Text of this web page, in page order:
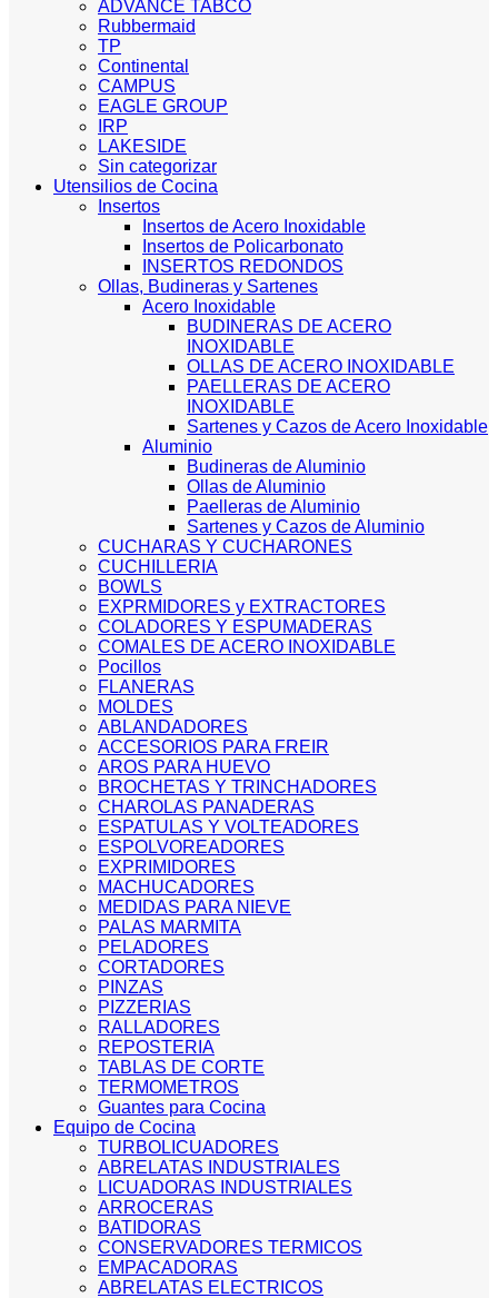
ADVANCE TABCO
Rubbermaid
TP
Continental
CAMPUS
EAGLE GROUP
IRP
LAKESIDE
Sin categorizar
Utensilios de Cocina
Insertos
Insertos de Acero Inoxidable
Insertos de Policarbonato
INSERTOS REDONDOS
Ollas, Budineras y Sartenes
Acero Inoxidable
BUDINERAS DE ACERO
INOXIDABLE
OLLAS DE ACERO INOXIDABLE
PAELLERAS DE ACERO
INOXIDABLE
Sartenes y Cazos de Acero Inoxidable
Aluminio
Budineras de Aluminio
Ollas de Aluminio
Paelleras de Aluminio
Sartenes y Cazos de Aluminio
CUCHARAS Y CUCHARONES
CUCHILLERIA
BOWLS
EXPRMIDORES y EXTRACTORES
COLADORES Y ESPUMADERAS
COMALES DE ACERO INOXIDABLE
Pocillos
FLANERAS
MOLDES
ABLANDADORES
ACCESORIOS PARA FREIR
AROS PARA HUEVO
BROCHETAS Y TRINCHADORES
CHAROLAS PANADERAS
ESPATULAS Y VOLTEADORES
ESPOLVOREADORES
EXPRIMIDORES
MACHUCADORES
MEDIDAS PARA NIEVE
PALAS MARMITA
PELADORES
CORTADORES
PINZAS
PIZZERIAS
RALLADORES
REPOSTERIA
TABLAS DE CORTE
TERMOMETROS
Guantes para Cocina
Equipo de Cocina
TURBOLICUADORES
ABRELATAS INDUSTRIALES
LICUADORAS INDUSTRIALES
ARROCERAS
BATIDORAS
CONSERVADORES TERMICOS
EMPACADORAS
ABRELATAS ELECTRICOS